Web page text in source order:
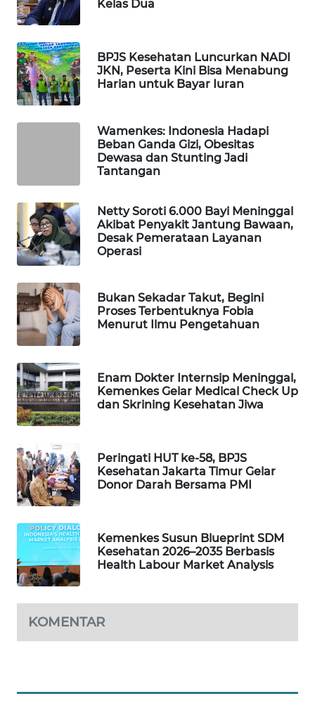
Kelas Dua
BPJS Kesehatan Luncurkan NADI
JKN, Peserta Kini Bisa Menabung
Harian untuk Bayar Iuran
Wamenkes: Indonesia Hadapi
Beban Ganda Gizi, Obesitas
Dewasa dan Stunting Jadi
Tantangan
Netty Soroti 6.000 Bayi Meninggal
Akibat Penyakit Jantung Bawaan,
Desak Pemerataan Layanan
Operasi
Bukan Sekadar Takut, Begini
Proses Terbentuknya Fobia
Menurut Ilmu Pengetahuan
Enam Dokter Internsip Meninggal,
Kemenkes Gelar Medical Check Up
dan Skrining Kesehatan Jiwa
Peringati HUT ke-58, BPJS
Kesehatan Jakarta Timur Gelar
Donor Darah Bersama PMI
Kemenkes Susun Blueprint SDM
Kesehatan 2026–2035 Berbasis
Health Labour Market Analysis
KOMENTAR
WAHANA
INFRASTRUKTUR
WAHANA
KONSUMEN
LISTRIK
WAHANA
TV
WAHANANEWS
ID
WAHANANEWS
CO ID
WAHANANEWS
NET
WAHANA
WAHANA
UMKM
WAHANA
SELEB
WAHANA
WAHANA
OTOMOTIF
HEALTH